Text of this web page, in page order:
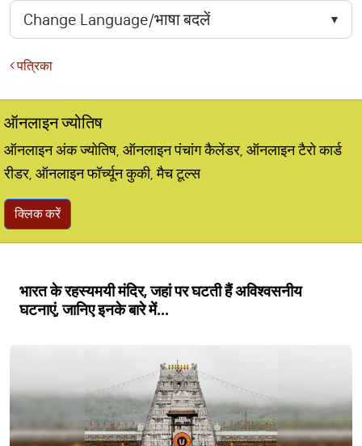
पत्रिका
ऑनलाइन ज्योतिष
ऑनलाइन अंक ज्योतिष, ऑनलाइन पंचांग कैलेंडर, ऑनलाइन टैरो कार्ड
रीडर, ऑनलाइन फॉर्च्यून कुकी, मैच टूल्स
क्लिक करें
भारत के रहस्यमयी मंदिर, जहां पर घटती हैं अविश्वसनीय
घटनाएं, जानिए इनके बारे में...